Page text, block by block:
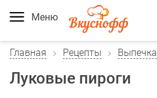
Меню
Главная Рецепты Выпечка
Луковые пироги